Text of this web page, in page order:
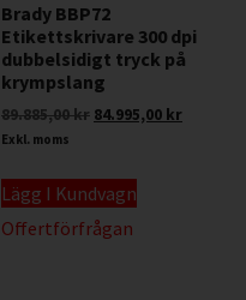
Brady BBP72
Etikettskrivare 300 dpi
dubbelsidigt tryck på
krympslang
89.885,00kr 84.995,00 kr
Exkl. moms
Lägg I Kundvagn
Offertförfrågan